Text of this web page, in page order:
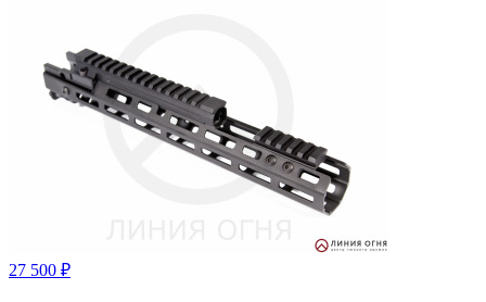
27 500 ₽